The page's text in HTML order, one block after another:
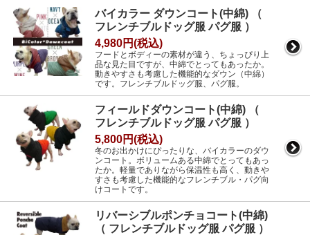
バイカラー ダウンコート(中綿) （
フレンチブルドッグ服 パグ服 ）
4,980円(税込)
フードとボディーの素材が違う、ちょっぴり上
品な見た目ですが、中綿でとってもあったか。
動きやすさも考慮した機能的なダウン（中綿）
です。フレンチブルドッグ服、パグ服。
フィールドダウンコート(中綿) （
フレンチブルドッグ服 パグ服 ）
5,800円(税込)
冬のお出かけにぴったりな、バイカラーのダウ
ンコート。ボリュームある中綿でとってもあっ
たか。軽量でありながら保温性も高く、動きや
すさも考慮した機能的なフレンチブル・パグ向
けコートです。
リバーシブルポンチョコート(中綿)
（ フレンチブルドッグ服 パグ服 ）